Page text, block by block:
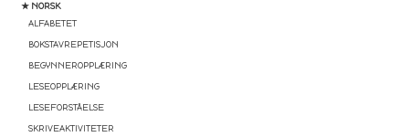
★ NORSK
ALFABETET
BOKSTAVREPETISJON
BEGYNNEROPPLÆRING
LESEOPPLÆRING
LESEFORSTÅELSE
SKRIVEAKTIVITETER